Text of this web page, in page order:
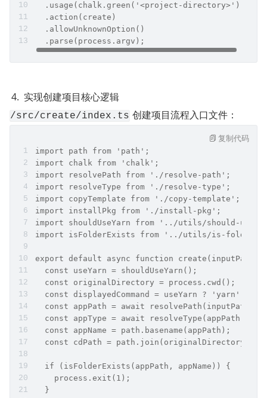
  .usage(chalk.green('<project-directory>'))
  .action(create)
  .allowUnknownOption()
  .parse(process.argv);
实现创建项目核心逻辑
/src/create/index.ts 创建项目流程入口文件：
import path from 'path';
import chalk from 'chalk';
import resolvePath from './resolve-path';
import resolveType from './resolve-type';
import copyTemplate from './copy-template';
import installPkg from './install-pkg';
import shouldUseYarn from '../utils/should-use-
import isFolderExists from '../utils/is-folder-
export default async function create(inputPath:
  const useYarn = shouldUseYarn();
  const originalDirectory = process.cwd();
const displayedCommand = useYarn ? 'yarn' :
  const appPath = await resolvePath(inputPath);
  const appType = await resolveType(appPath);
  const appName = path.basename(appPath);
const cdPath = path.join(originalDirectory,
  if (isFolderExists(appPath, appName)) {
    process.exit(1);
  }
复制代码